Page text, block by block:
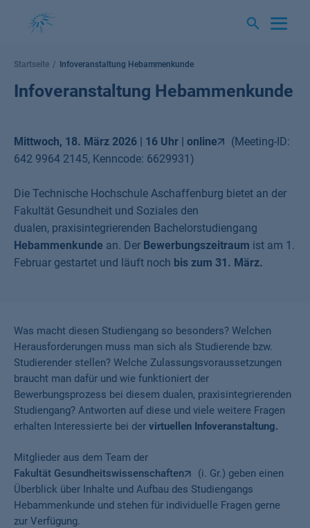
Startseite Infoveranstaltung Hebammenkunde
Infoveranstaltung Hebammenkunde
Mittwoch, 18. März 2026 | 16 Uhr | online
(Meeting-ID:
642 9964 2145, Kenncode: 6629931)
Die Technische Hochschule Aschaffenburg bietet an der
Fakultät Gesundheit und Soziales den
dualen, praxisintegrierenden Bachelorstudiengang
Hebammenkunde an. Der Bewerbungszeitraum ist am 1.
Februar gestartet und läuft noch bis zum 31. März.
Was macht diesen Studiengang so besonders? Welchen
Herausforderungen muss man sich als Studierende bzw.
Studierender stellen? Welche Zulassungsvoraussetzungen
braucht man dafür und wie funktioniert der
Bewerbungsprozess bei diesem dualen, praxisintegrierenden
Studiengang? Antworten auf diese und viele weitere Fragen
erhalten Interessierte bei der virtuellen Infoveranstaltung.
Mitglieder aus dem Team der
Fakultät Gesundheitswissenschaften
(i. Gr.) geben einen
Überblick über Inhalte und Aufbau des Studiengangs
Hebammenkunde und stehen für individuelle Fragen gerne
zur Verfügung.